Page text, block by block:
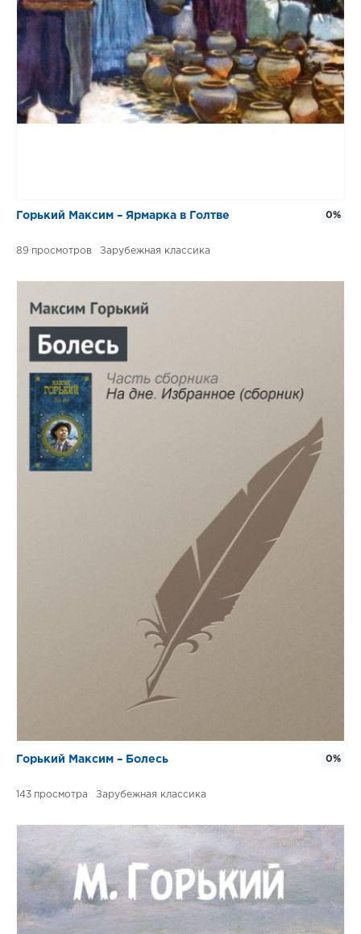
Горький Максим – Ярмарка в Голтве
89 Зарубежная классика
0%
Горький Максим – Болесь
143 Зарубежная классика
0%